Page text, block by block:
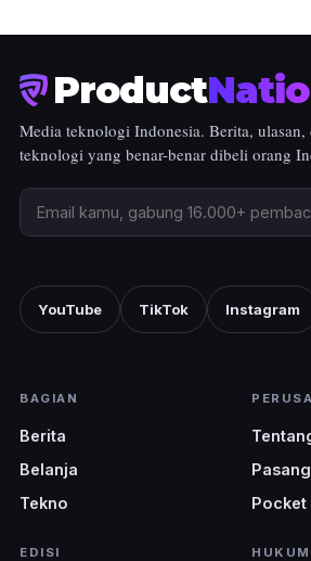
Product
Media teknologi Indonesia. Berita, ulasan,
teknologi yang benar-benar dibeli orang
YouTube TikTok Instagram
BAGIAN
Berita
Belanja
Tekno
Pocket
EDISI HUKUM